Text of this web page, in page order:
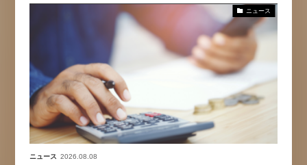
ニュース
ニュース 2026.08.08